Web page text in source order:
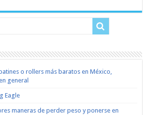
o rollers más baratos en México,
general
Eagle
maneras de perder peso y ponerse en